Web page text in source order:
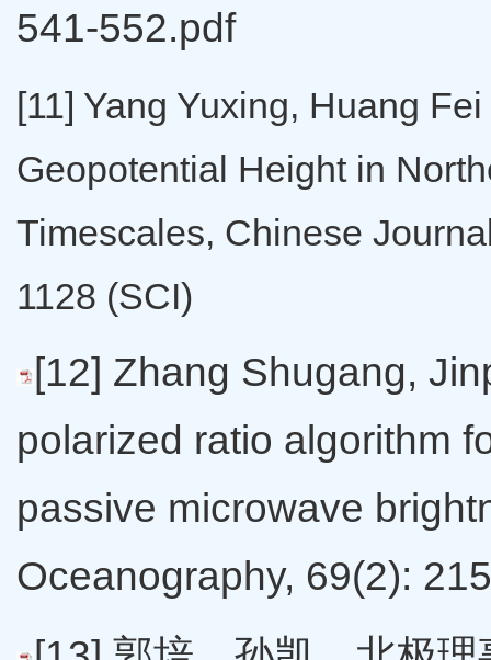
541-552.pdf
[11] Yang Yuxing, Huang
Geopotential Height in
Timescales, Chinese
1128 (SCI)
[12] Zhang Shugang,
polarized ratio algorithm
passive microwave
Oceanography, 69(2):